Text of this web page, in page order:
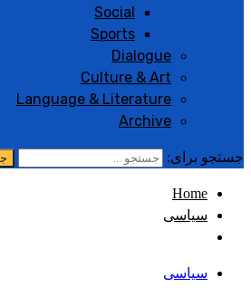
Social
Sports
Dialogue
Culture & Art
Language & Literature
Archive
جستجو برای:
Home
سیاسی
سیاسی